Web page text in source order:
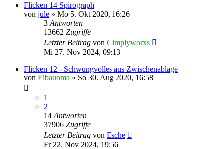
Flicken 14 Spirograph
von jule » Mo 5. Okt 2020, 16:26
3 Antworten
13662 Zugriffe
Letzter Beitrag von Gimplyworxs
Mi 27. Nov 2024, 09:13
Flicken 12 - Schwungvolles aus Zwischenablage
von Eibauoma » So 30. Aug 2020, 16:58
1
2
14 Antworten
37906 Zugriffe
Letzter Beitrag von Esche
Fr 22. Nov 2024, 19:56